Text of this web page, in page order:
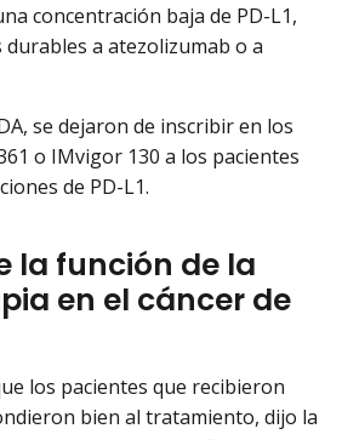
concentración baja de PD-L1,
a atezolizumab o a
se dejaron de inscribir en los
o IMvigor 130 a los pacientes
de PD-L1.
la función de la
en el cáncer de
los pacientes que recibieron
bien al tratamiento, dijo la